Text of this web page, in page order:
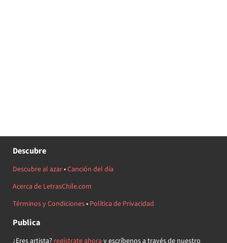
Descubre
Descubre al azar•Canción del día
Acerca de LetrasChile.com
Términos y Condiciones• Política de Privacidad
Publica
¿Eres artista? regístrate ahora y escríbenos a través de nuestro